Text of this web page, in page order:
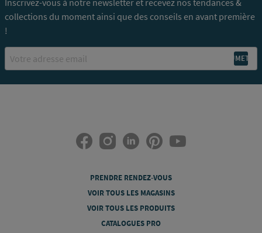
Inscrivez-vous à notre newsletter et recevez nos tendances &
collections du moment ainsi que des conseils en avant première
!
PRENDRE RENDEZ-VOUS
VOIR TOUS LES MAGASINS
VOIR TOUS LES PRODUITS
CATALOGUES PRO